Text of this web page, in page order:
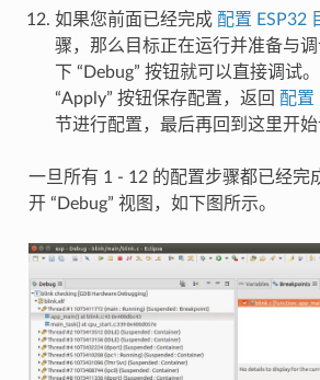
如果您前面已经完成 配置 ESP32
骤，那么目标正在运行并准备与
下 “Debug” 按钮就可以直接调试
“Apply” 按钮保存配置，返回 配置
节进行配置，最后再回到这里开始
一旦所有 1 - 12 的配置步骤都已经完
开 “Debug” 视图，如下图所示。